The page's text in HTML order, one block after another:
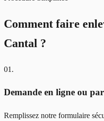
Comment faire
Cantal ?
01 .
Demande en ligne ou
Remplissez notre formulaire